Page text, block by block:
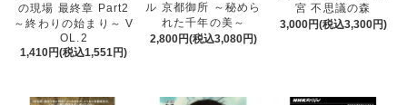
の現場 最終章 Part2
～終わりの始まり～ V
OL.2
1,410円(税込1,551円)
ル 京都御所 ～秘めら
れた千年の美～
2,800円(税込3,080円)
宮 不思議の森
3,000円(税込3,300円)